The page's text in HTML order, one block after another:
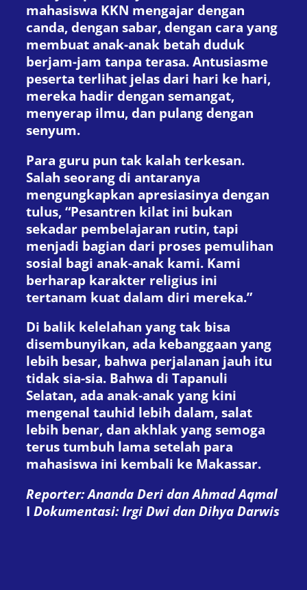
mahasiswa KKN mengajar dengan
canda, dengan sabar, dengan cara yang
membuat anak-anak betah duduk
berjam-jam tanpa terasa. Antusiasme
peserta terlihat jelas dari hari ke hari,
mereka hadir dengan semangat,
menyerap ilmu, dan pulang dengan
senyum.
Para guru pun tak kalah terkesan.
Salah seorang di antaranya
mengungkapkan apresiasinya dengan
tulus, “Pesantren kilat ini bukan
sekadar pembelajaran rutin, tapi
menjadi bagian dari proses pemulihan
sosial bagi anak-anak kami. Kami
berharap karakter religius ini
tertanam kuat dalam diri mereka.”
Di balik kelelahan yang tak bisa
disembunyikan, ada kebanggaan yang
lebih besar, bahwa perjalanan jauh itu
tidak sia-sia. Bahwa di Tapanuli
Selatan, ada anak-anak yang kini
mengenal tauhid lebih dalam, salat
lebih benar, dan akhlak yang semoga
terus tumbuh lama setelah para
mahasiswa ini kembali ke Makassar.
Reporter: Ananda Deri dan Ahmad Aqmal
I Dokumentasi: Irgi Dwi dan Dihya Darwis